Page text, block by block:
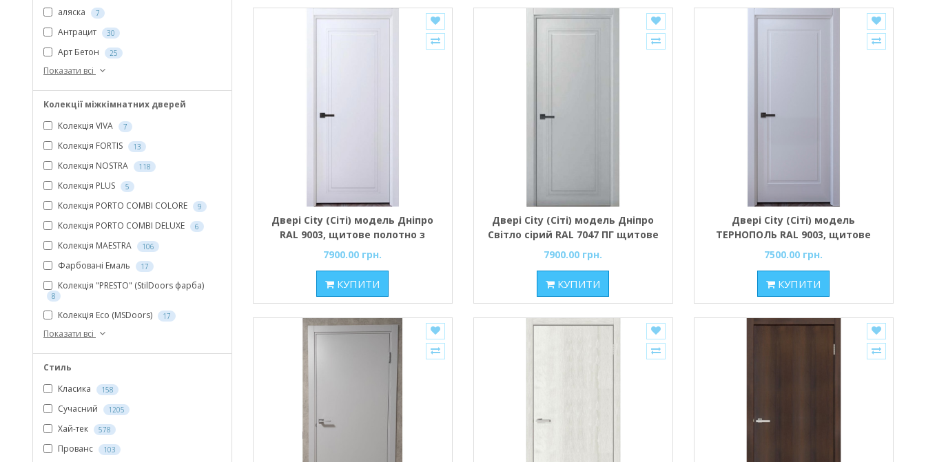
аляска 7
Антрацит 30
Арт Бетон 25
Показати всі
Колекції міжкімнатних дверей
Колекція VIVA
7
Колекція FORTIS 13
Колекція NOSTRA 118
Колекція PLUS 5
Колекція PORTO COMBI COLORE 9
Колекція PORTO COMBI DELUXE 6
Колекція МAESTRA 106
Фарбовані Емаль 17
Колекція "PRESTO" (StilDoors фарба)
8
Колекція Eco (MSDoors) 17
Показати всі
Стиль
Класика
158
Сучасний 1205
Хай-тек 578
Прованс 103
Двері City (Сіті) модель Дніпро
RAL 9003, щитове полотно з
фрезеруванням
7900.00 грн.
КУПИТИ
Двері City (Сіті) модель Дніпро
Світло сірий RAL 7047 ПГ щитове
полотно з фрезеруванням
7900.00 грн.
КУПИТИ
Двері City (Сіті) модель
ТЕРНОПОЛЬ RAL 9003, щитове
полотно з фрезеруванням
7500.00 грн.
КУПИТИ